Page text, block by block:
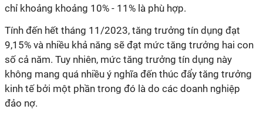
chỉ khoảng khoảng 10% - 11% là phù hợp.
Tính đến hết tháng 11/2023, tăng trưởng tín dụng đạt
9,15% và nhiều khả năng sẽ đạt mức tăng trưởng hai con
số cả năm. Tuy nhiên, mức tăng trưởng tín dụng này
không mang quá nhiều ý nghĩa đến thúc đẩy tăng trưởng
kinh tế bởi một phần trong đó là do các doanh nghiệp
đảo nợ.